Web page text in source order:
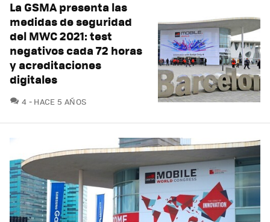
La GSMA presenta las
medidas de seguridad
del MWC 2021: test
negativos cada 72 horas
y acreditaciones
digitales
4 COMENTARIOS
HACE 5 AÑOS